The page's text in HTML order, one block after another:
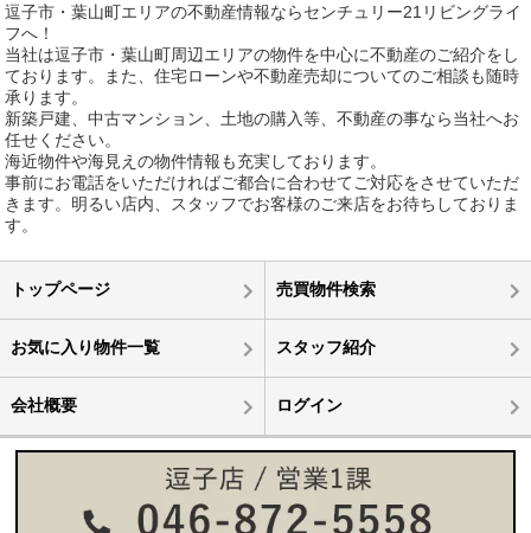
逗子市・葉山町エリアの不動産情報ならセンチュリー21リビングライ
フへ！
当社は逗子市・葉山町周辺エリアの物件を中心に不動産のご紹介をし
ております。また、住宅ローンや不動産売却についてのご相談も随時
承ります。
新築戸建、中古マンション、土地の購入等、不動産の事なら当社へお
任せください。
海近物件や海見えの物件情報も充実しております。
事前にお電話をいただければご都合に合わせてご対応をさせていただ
きます。明るい店内、スタッフでお客様のご来店をお待ちしておりま
す。
トップページ 売買物件検索
お気に入り物件一覧 スタッフ紹介
会社概要 ログイン